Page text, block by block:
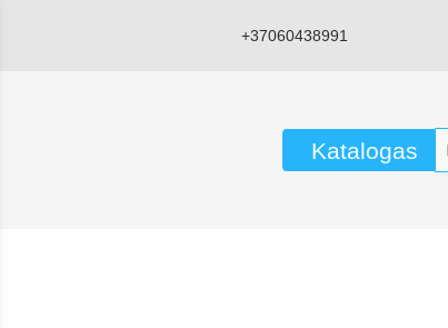
+37060438991
Katalogas